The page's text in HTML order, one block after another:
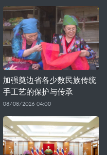
加强奠边省各少数民族传统
手工艺的保护与传承
08/08/2026 04:00